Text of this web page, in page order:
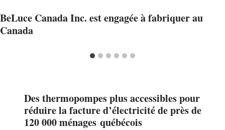
BeLuce Canada Inc. est engagée à fabriquer au
Canada
Des thermopompes plus accessibles pour
réduire la facture d’électricité de près de
120 000 ménages québécois